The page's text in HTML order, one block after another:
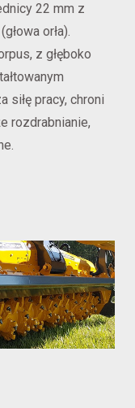
22 mm z
orła).
z głęboko
siłę pracy, chroni
rozdrabnianie,